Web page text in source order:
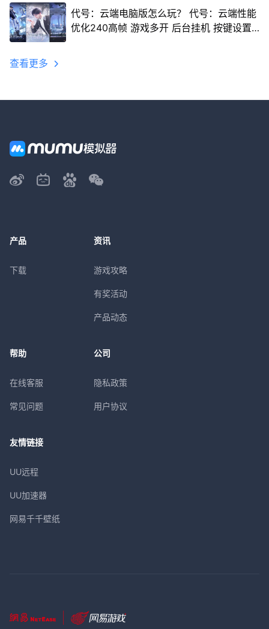
代号：云端电脑版怎么玩？ 代号：云端性能
优化240高帧 游戏多开 后台挂机 按键设置
查看更多
产品
下载
资讯
游戏攻略
有奖活动
产品动态
帮助
在线客服
常见问题
公司
隐私政策
用户协议
友情链接
UU远程
UU加速器
网易千千壁纸